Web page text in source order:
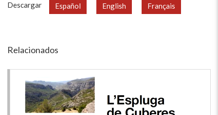
Descargar Español English Français
Relacionados